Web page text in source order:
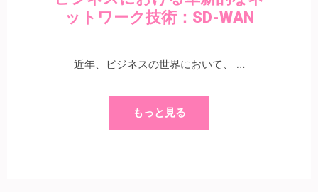
ットワーク技術：SD-WAN
近年、ビジネスの世界において、 …
もっと見る